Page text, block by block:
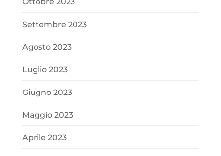
Settembre 2023
Agosto 2023
Luglio 2023
Giugno 2023
Maggio 2023
Aprile 2023